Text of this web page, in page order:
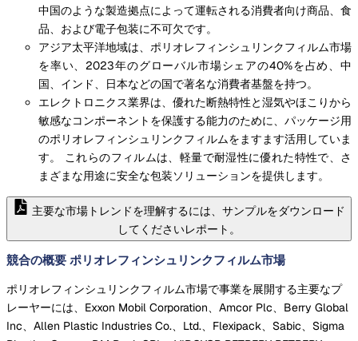
中国のような製造拠点によって運転される消費者向け商品、食
品、および電子包装に不可欠です。
アジア太平洋地域は、ポリオレフィンシュリンクフィルム市場
を率い、2023年のグローバル市場シェアの40%を占め、中
国、インド、日本などの国で著名な消費者基盤を持つ。
エレクトロニクス業界は、優れた断熱特性と湿気やほこりから
敏感なコンポーネントを保護する能力のために、パッケージ用
のポリオレフィンシュリンクフィルムをますます活用していま
す。 これらのフィルムは、軽量で耐湿性に優れた特性で、さ
まざまな用途に安全な包装ソリューションを提供します。
主要な市場トレンドを理解するには、サンプルをダウンロード
してくださいレポート。
競合の概要 ポリオレフィンシュリンクフィルム市場
ポリオレフィンシュリンクフィルム市場で事業を展開する主要なプ
レーヤーには、Exxon Mobil Corporation、Amcor Plc、Berry Global
Inc、Allen Plastic Industries Co.、Ltd.、Flexipack、Sabic、Sigma